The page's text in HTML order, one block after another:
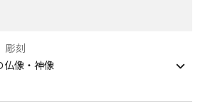
刻
仏像・神像